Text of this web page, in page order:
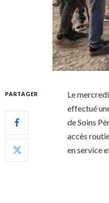
PARTAGER
Le
effectué
de Soins
accès
en service